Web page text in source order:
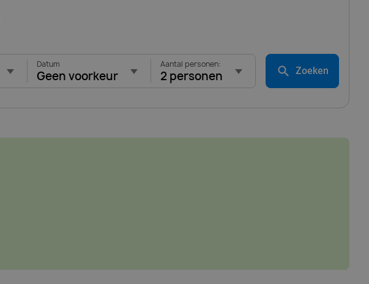
Datum
Geen voorkeur
Aantal personen:
2 personen Zoeken